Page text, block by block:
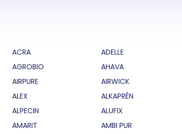
ACRA ADELLE
AGROBIO AHAVA
AIRPURE AIRWICK
ALEX ALKAPRÉN
ALPECIN ALUFIX
AMARIT AMBI PUR